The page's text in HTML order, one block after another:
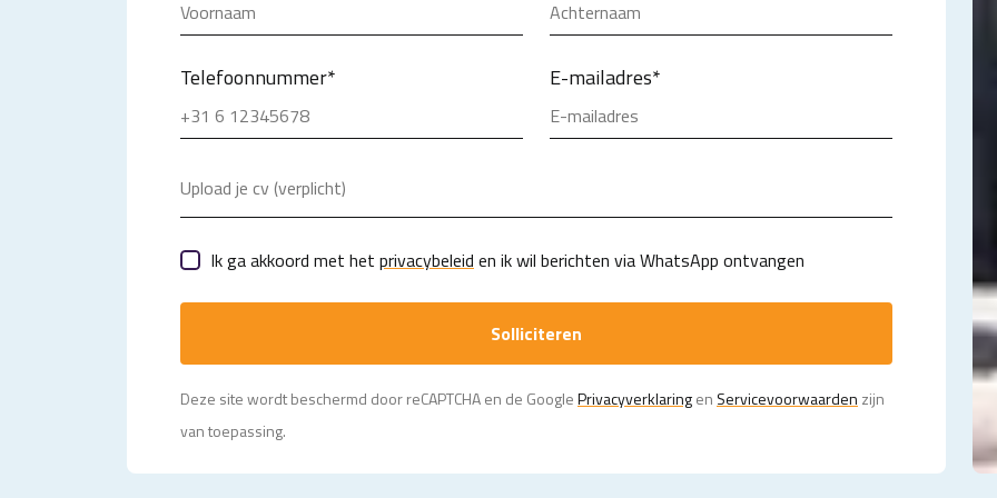
Telefoonnummer* E-mailadres*
Upload je cv (verplicht)
Ik ga akkoord met het privacybeleid en ik wil berichten via WhatsApp ontvangen
Solliciteren
Deze site wordt beschermd door reCAPTCHA en de GooglePrivacy­verklaringen Servicevoorwaarden zijn
van toepassing.